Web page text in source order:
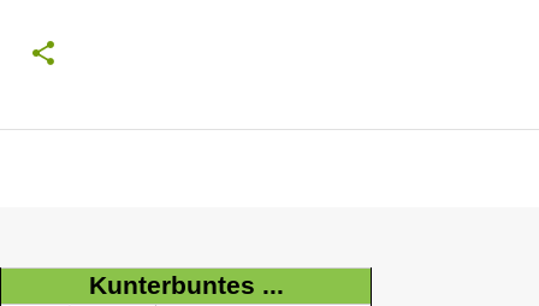
Kunterbuntes ...